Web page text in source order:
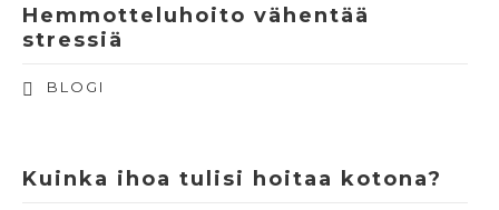
Hemmotteluhoito vähentää
stressiä
BLOGI
Kuinka ihoa tulisi hoitaa kotona?